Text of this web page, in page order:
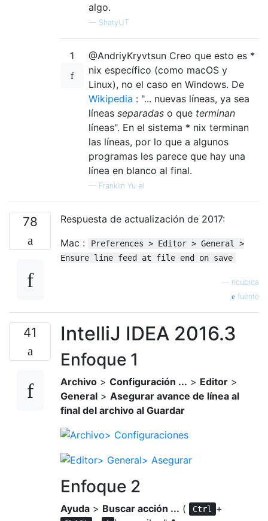
algo.
— ShatyUT
1
@AndriyKryvtsun Creo que esto es *
nix específico (como macOS y
Linux), no el caso en Windows. De
Wikipedia : "... nuevas líneas, ya sea
líneas separadas o que terminan
líneas". En el sistema * nix terminan
las líneas, por lo que a algunos
programas les parece que hay una
línea en blanco al final.
— Franklin Yu el
78
Respuesta de actualización de 2017:
Mac :
Preferences > Editor > General >
Ensure line feed at file end on save
ncubica
fuente
41 IntelliJ IDEA 2016.3
Enfoque 1
Archivo > Configuración ... > Editor >
General > Asegurar avance de línea al
final del archivo al Guardar
Enfoque 2
Ayuda > Buscar acción ... ( Ctrl +